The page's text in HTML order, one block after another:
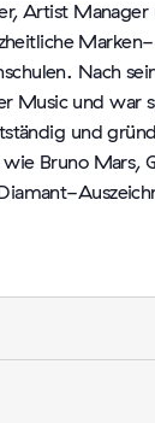
Artist
Nach
Music und war
und
Bruno Mars,